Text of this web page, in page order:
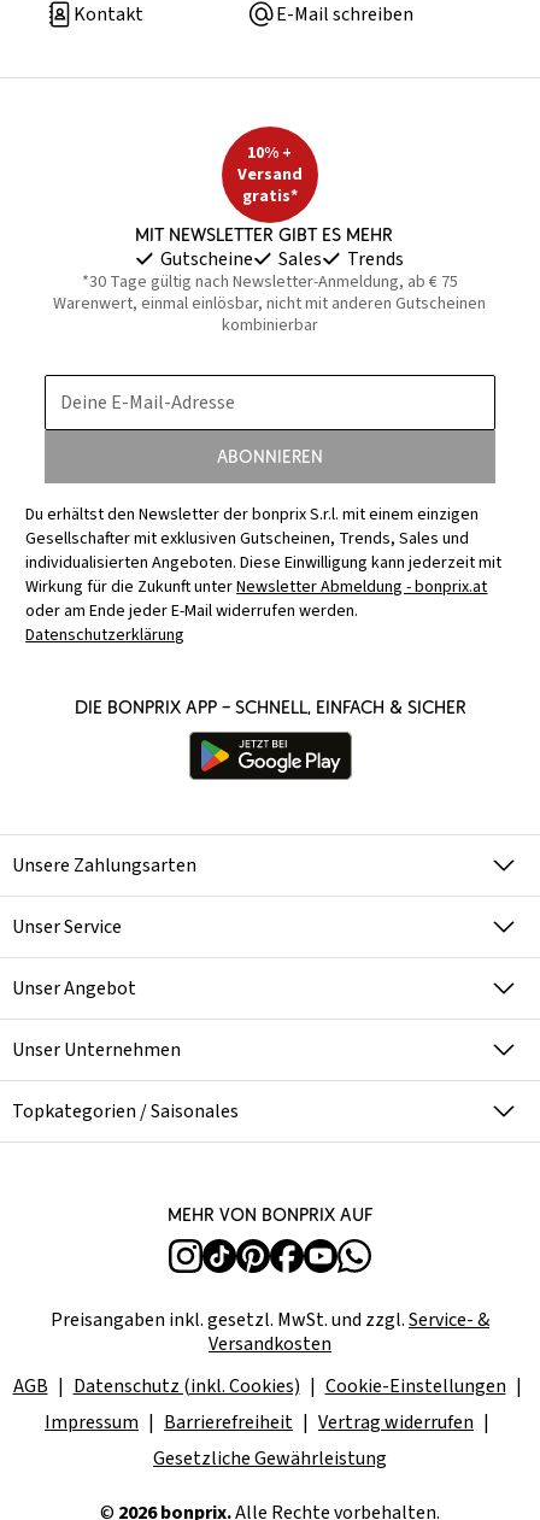
Kontakt
E-Mail schreiben
10% +
Versand
gratis*
Mit Newsletter gibt es mehr
Gutscheine Sales Trends
*30 Tage gültig nach Newsletter-Anmeldung, ab € 75
Warenwert, einmal einlösbar, nicht mit anderen Gutscheinen
kombinierbar
Deine E-Mail-Adresse
Abonnieren
Du erhältst den Newsletter der bonprix S.r.l. mit einem einzigen
Gesellschafter mit exklusiven Gutscheinen, Trends, Sales und
individualisierten Angeboten. Diese Einwilligung kann jederzeit mit
Wirkung für die Zukunft unterNewsletter Abmeldung - bonprix.at
oder am Ende jeder E-Mail widerrufen werden.
Datenschutzerklärung
Die bonprix App – schnell, einfach & sicher
Unsere Zahlungsarten
Unser Service
Unser Angebot
Unser Unternehmen
Topkategorien / Saisonales
Mehr von bonprix auf
Preisangaben inkl. gesetzl. MwSt. und zzgl.Service- &
Versandkosten
AGB
Datenschutz (inkl. Cookies)
Cookie-Einstellungen
Impressum
Barrierefreiheit
Vertrag widerrufen
Gesetzliche Gewährleistung
© 2026 bonprix.Alle Rechte vorbehalten.